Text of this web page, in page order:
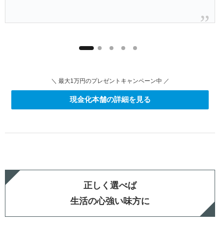
＼ 最大1万円のプレゼントキャンペーン中 ／
現金化本舗の詳細を見る
正しく選べば
生活の心強い味方に